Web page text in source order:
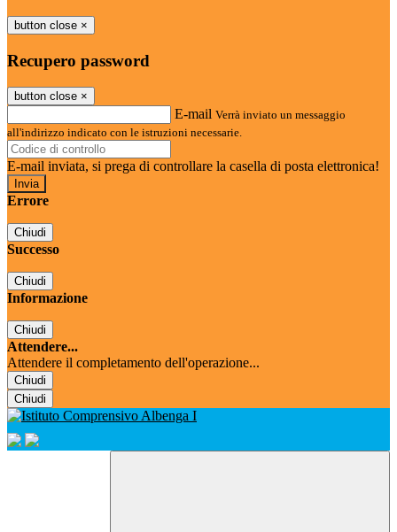
button close ×
Recupero password
button close ×
E-mail Verrà inviato un messaggio
all'indirizzo indicato con le istruzioni necessarie.
E-mail inviata, si prega di controllare la casella di posta elettronica!
Errore
Chiudi
Successo
Chiudi
Informazione
Chiudi
Attendere...
Attendere il completamento dell'operazione...
Chiudi
Chiudi